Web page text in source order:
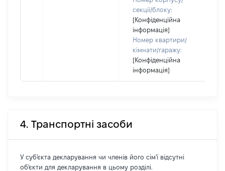
секції/блоку:
[Конфіденційна
інформація]
Номер квартири/
кімнати/гаражу:
[Конфіденційна
інформація]
4. Транспортні засоби
У суб'єкта декларування чи членів його сім'ї відсутні
об'єкти для декларування в цьому розділі.